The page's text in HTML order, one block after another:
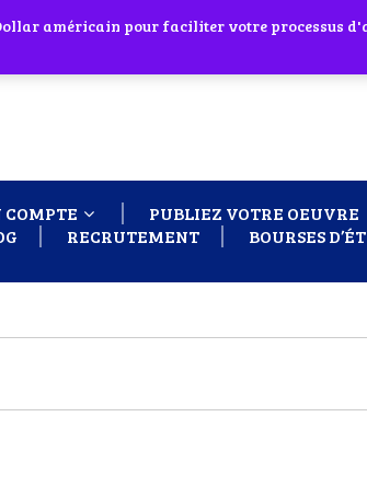
COMPTE
PUBLIEZ VOTRE OEUVRE
RECRUTEMENT
BOURSES
01 95 33 60 26 Ignorer
américain pour faciliter votre processus